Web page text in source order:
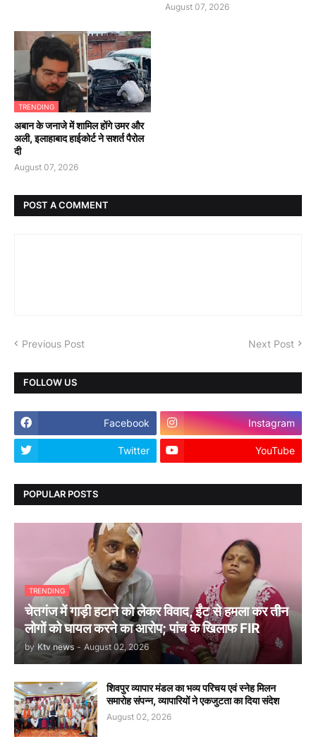
August 07, 2026
TRENDING
अबान के जनाजे में शामिल होंगे उमर और
अली, इलाहाबाद हाईकोर्ट ने सशर्त पैरोल
दी
August 07, 2026
POST A COMMENT
Previous Post Next Post
FOLLOW US
Facebook Instagram
Twitter YouTube
POPULAR POSTS
TRENDING
चेतगंज में गाड़ी हटाने को लेकर विवाद, ईंट से हमला कर तीन
लोगों को घायल करने का आरोप; पांच के खिलाफ FIR
by Ktv news - August 02, 2026
शिवपुर व्यापार मंडल का भव्य परिचय एवं स्नेह मिलन
समारोह संपन्न, व्यापारियों ने एकजुटता का दिया संदेश
August 02, 2026